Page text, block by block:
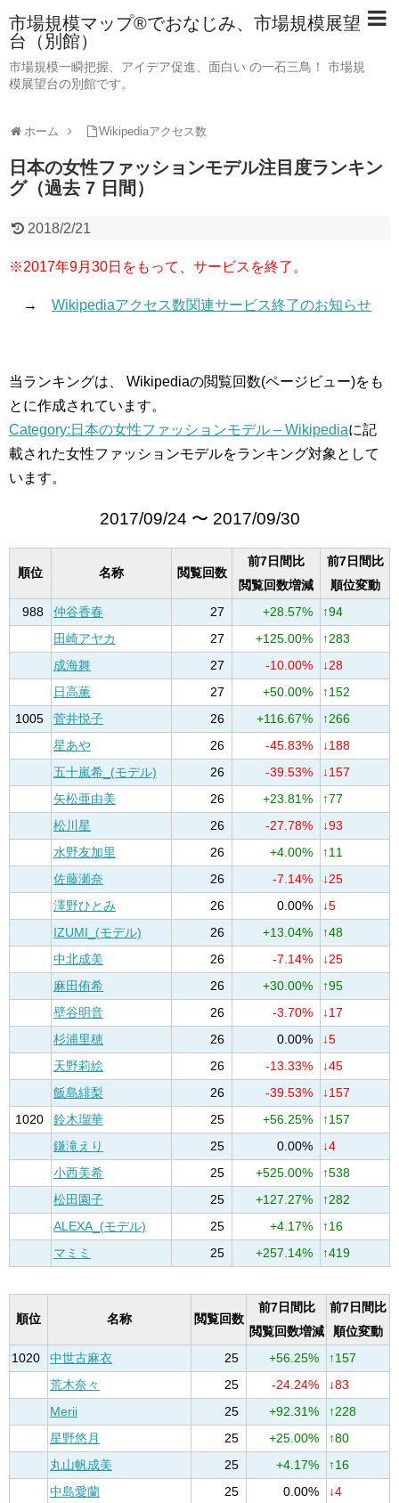
市場規模マップ®でおなじみ、市場規模展望
台（別館）
市場規模一瞬把握、アイデア促進、面白い の一石三鳥！ 市場規
模展望台の別館です。
ホーム Wikipediaアクセス数
日本の女性ファッションモデル注目度ランキン
グ（過去 7 日間）
2018/2/21
※2017年9月30日をもって、サービスを終了。
→ Wikipediaアクセス数関連サービス終了のお知らせ
当ランキングは、 Wikipediaの閲覧回数(ページビュー)をも
とに作成されています。
Category:日本の女性ファッションモデル – Wikipediaに記
載された女性ファッションモデルをランキング対象として
います。
2017/09/24 〜 2017/09/30
順位 名称 閲覧回数
前7日間比
閲覧回数増減
前7日間比
順位変動
988
仲谷香春 27 +28.57%
↑94
田崎アヤカ
27 +125.00%
↑283
成海舞
27 -10.00%
↓28
日高薫
27 +50.00%
↑152
1005
菅井悦子 26 +116.67%
↑266
星あや
26 -45.83%
↓188
五十嵐希_(モデル)
26 -39.53%
↓157
矢松亜由美
26 +23.81%
↑77
松川星
26 -27.78%
↓93
水野友加里
26 +4.00%
↑11
佐藤瀬奈
26 -7.14%
↓25
澤野ひとみ
26 0.00%
↓5
IZUMI_(モデル)
26 +13.04%
↑48
中北成美
26 -7.14%
↓25
麻田侑希
26 +30.00%
↑95
壁谷明音
26 -3.70%
↓17
杉浦里穂
26 0.00%
↓5
天野莉絵
26 -13.33%
↓45
飯島緋梨
26 -39.53%
↓157
1020
鈴木瑠華 25 +56.25%
↑157
鎌滝えり
25 0.00%
↓4
小西美希
25 +525.00%
↑538
松田園子
25 +127.27%
↑282
ALEXA_(モデル)
25 +4.17%
↑16
マミミ
25 +257.14% ↑419
順位 名称 閲覧回数
前7日間比
閲覧回数増減
前7日間比
順位変動
1020
中世古麻衣 25 +56.25%
↑157
荒木奈々
25 -24.24%
↓83
Merii
25 +92.31%
↑228
星野悠月
25 +25.00%
↑80
丸山帆成美
25 +4.17%
↑16
中島愛蘭
25 0.00%
↓4